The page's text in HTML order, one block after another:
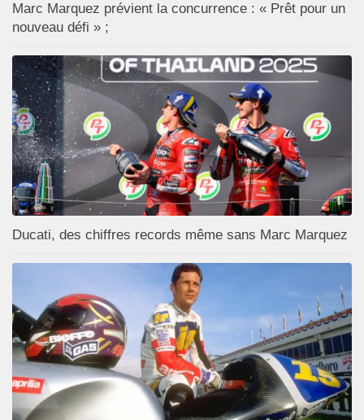
Marc Marquez prévient la concurrence : « Prêt pour un
nouveau défi » ;
Ducati, des chiffres records même sans Marc Marquez